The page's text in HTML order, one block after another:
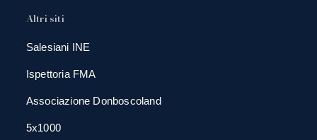
Altri siti
Salesiani INE
Ispettoria FMA
Associazione Donboscoland
5x1000